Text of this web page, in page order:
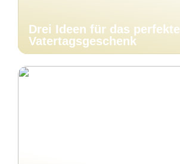
Drei Ideen für das perfekte
Vatertagsgeschenk